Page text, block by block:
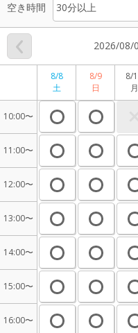
空き時間
2026/08/
8/8
土
8/9
日
8/
月
10:00〜
11:00〜
12:00〜
13:00〜
14:00〜
15:00〜
16:00〜